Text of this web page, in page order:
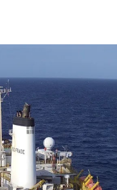
Meta
Coca-
Ver